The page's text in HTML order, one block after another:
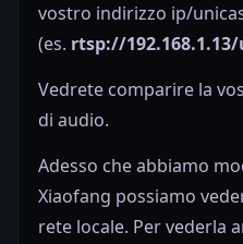
vostro indirizzo ip/
(es. rtsp://
Vedrete comparire la
di audio.
Adesso che abbiamo
Xiaofang possiamo
rete locale. Per vederla